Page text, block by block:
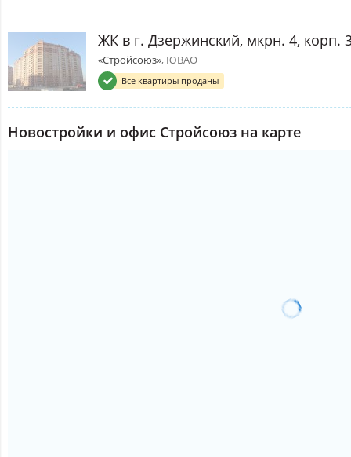
ЖК в г. Дзержинский, мкрн. 4, корп.
«Стройсоюз», ЮВАО
Все квартиры проданы
Новостройки и офис Стройсоюз на карте